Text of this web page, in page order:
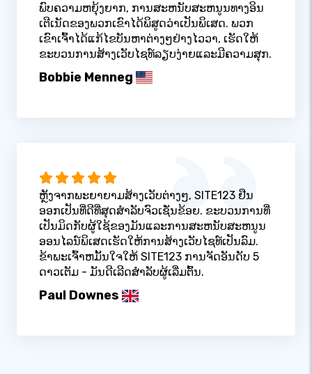
ພົບຄວາມຫຍຸ້ງຍາກ, ການສະຫນັບສະຫນູນທາງອິນ
ເຕີເນັດຂອງພວກເຂົາໄດ້ພິສູດວ່າເປັນພິເສດ. ພວກ
ເຂົາເຈົ້າໄດ້ແກ້ໄຂບັນຫາຕ່າງໆຢ່າງໄວວາ, ເຮັດໃຫ້
ຂະບວນການສ້າງເວັບໄຊທ໌ລຽບງ່າຍແລະມີຄວາມສຸກ.
Bobbie Menneg
ຫຼັງຈາກພະຍາຍາມສ້າງເວັບຕ່າງໆ, SITE123 ຢືນ
ອອກເປັນທີ່ດີທີ່ສຸດສໍາລັບຈົວເຊັ່ນຂ້ອຍ. ຂະບວນການທີ່
ເປັນມິດກັບຜູ້ໃຊ້ຂອງມັນແລະການສະຫນັບສະຫນູນ
ອອນໄລນ໌ພິເສດເຮັດໃຫ້ການສ້າງເວັບໄຊທ໌ເປັນລົມ.
ຂ້າພະເຈົ້າຫມັ້ນໃຈໃຫ້ SITE123 ການຈັດອັນດັບ 5
ດາວເຕັມ - ມັນດີເລີດສໍາລັບຜູ້ເລີ່ມຕົ້ນ.
Paul Downes